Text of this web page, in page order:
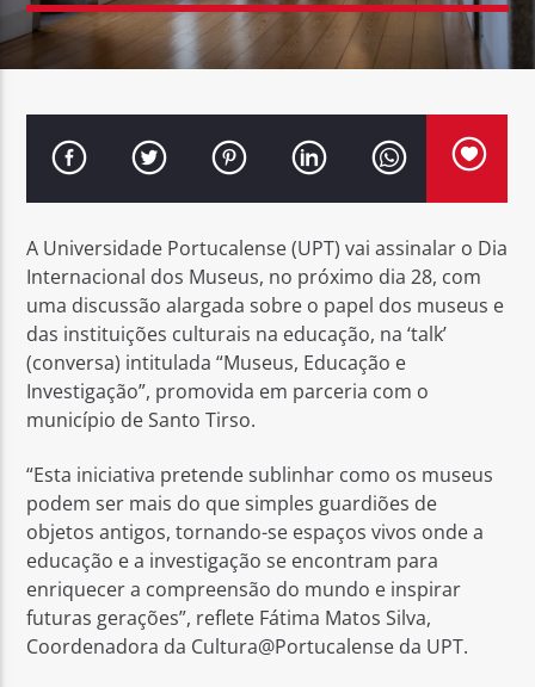
FAIXA ATUAL
MULHER MANDONA
ALMA NOVA
Rádio No ar
A Universidade Portucalense (UPT) vai assinalar o Dia
Internacional dos Museus, no próximo dia 28, com
uma discussão alargada sobre o papel dos museus e
das instituições culturais na educação, na ‘talk’
(conversa) intitulada “Museus, Educação e
Investigação”, promovida em parceria com o
município de Santo Tirso.
“Esta iniciativa pretende sublinhar como os museus
podem ser mais do que simples guardiões de
objetos antigos, tornando-se espaços vivos onde a
educação e a investigação se encontram para
enriquecer a compreensão do mundo e inspirar
futuras gerações”, reflete Fátima Matos Silva,
Coordenadora da Cultura@Portucalense da UPT.